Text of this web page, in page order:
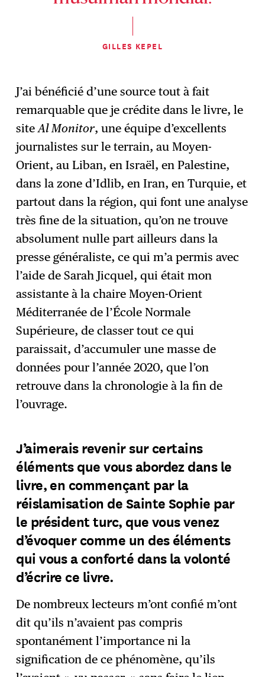
GILLES KEPEL
J’ai bénéficié d’une source tout à fait
remarquable que je crédite dans le livre, le
siteAl Monitor, une équipe d’excellents
journalistes sur le terrain, au Moyen-
Orient, au Liban, en Israël, en Palestine,
dans la zone d’Idlib, en Iran, en Turquie, et
partout dans la région, qui font une analyse
très fine de la situation, qu’on ne trouve
absolument nulle part ailleurs dans la
presse généraliste, ce qui m’a permis avec
l’aide de Sarah Jicquel, qui était mon
assistante à la chaire Moyen-Orient
Méditerranée de l’École Normale
Supérieure, de classer tout ce qui
paraissait, d’accumuler une masse de
données pour l’année 2020, que l’on
retrouve dans la chronologie à la fin de
l’ouvrage.
J’aimerais revenir sur certains
éléments que vous abordez dans le
livre, en commençant par la
réislamisation de Sainte Sophie par
le président turc, que vous venez
d’évoquer comme un des éléments
qui vous a conforté dans la volonté
d’écrire ce livre.
De nombreux lecteurs m’ont confié m’ont
dit qu’ils n’avaient pas compris
spontanément l’importance ni la
signification de ce phénomène, qu’ils